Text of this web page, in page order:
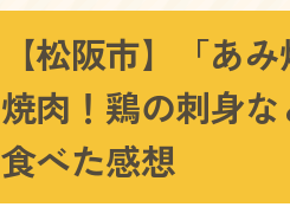
【松阪市】「あ
焼肉！鶏の刺身
食べた感想